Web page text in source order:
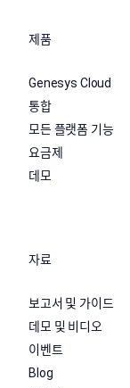
제품
Genesys Cloud
통합
모든 플랫폼 기능
요금제
데모
자료
보고서 및 가이드
데모 및 비디오
이벤트
Blog